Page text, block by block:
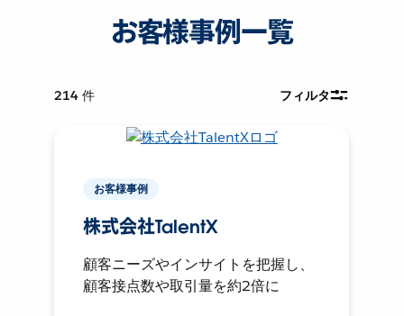
お客様事例一覧
214 件 フィルタ
お客様事例
株式会社TalentX
顧客ニーズやインサイトを把握し、
顧客接点数や取引量を約2倍に